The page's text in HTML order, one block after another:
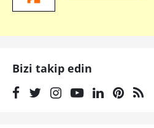
Bizi takip edin